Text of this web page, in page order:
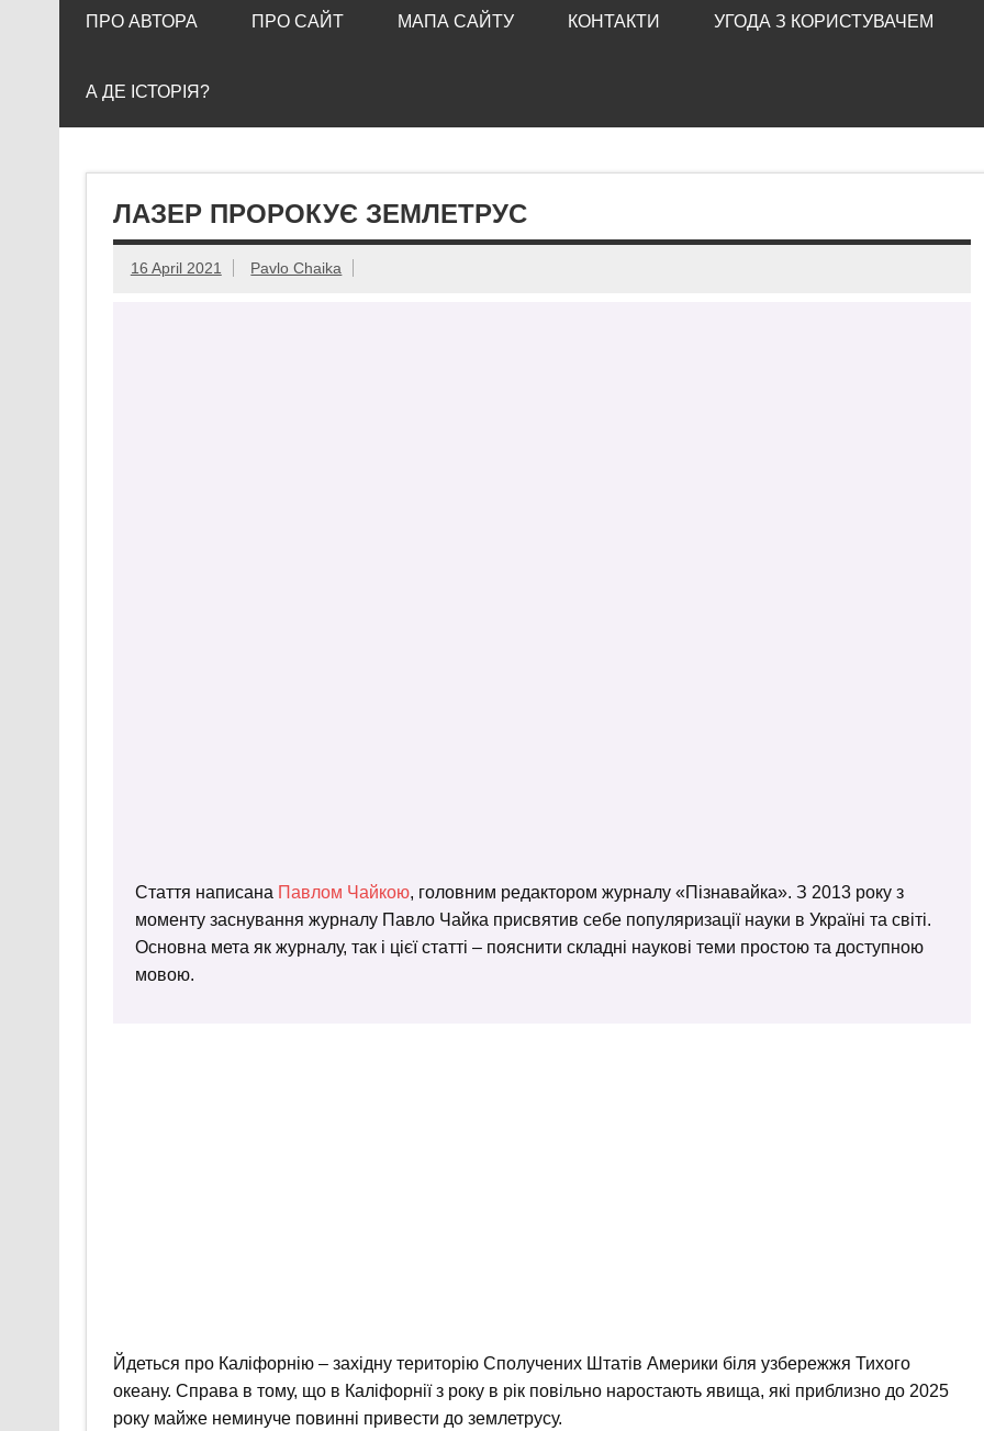
ПРО АВТОРА ПРО САЙТ МАПА САЙТУ КОНТАКТИ УГОДА З КОРИСТУВАЧЕМ
А ДЕ ІСТОРІЯ?
ЛАЗЕР ПРОРОКУЄ ЗЕМЛЕТРУС
16 April 2021 Pavlo Chaika
Стаття написана Павлом Чайкою, головним редактором журналу «Пізнавайка». З 2013 року з
моменту заснування журналу Павло Чайка присвятив себе популяризації науки в Україні та світі.
Основна мета як журналу, так і цієї статті – пояснити складні наукові теми простою та доступною
мовою.
Йдеться про Каліфорнію – західну територію Сполучених Штатів Америки біля узбережжя Тихого
океану. Справа в тому, що в Каліфорнії з року в рік повільно наростають явища, які приблизно до 2025
року майже неминуче повинні привести до землетрусу.